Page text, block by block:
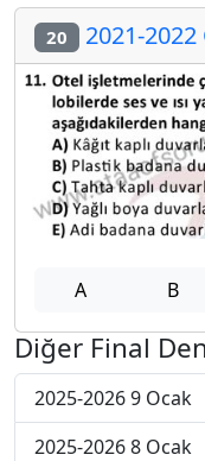
20 2021-2022
A B
Diğer Final
2025-2026 9 Ocak
2025-2026 8 Ocak